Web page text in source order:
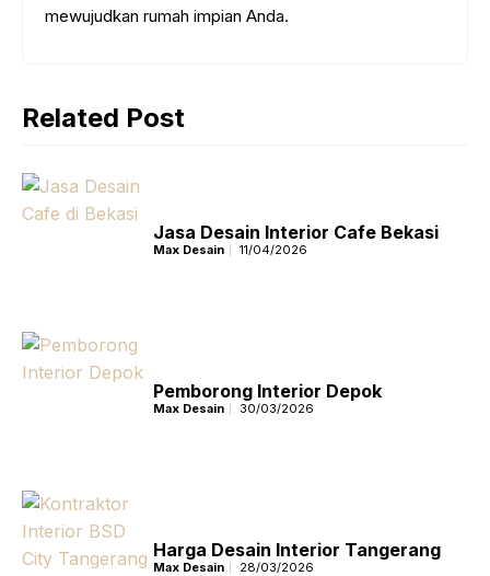
mewujudkan rumah impian Anda.
Related Post
Jasa Desain Interior Cafe Bekasi
Max Desain 11/04/2026
Pemborong Interior Depok
Max Desain 30/03/2026
Harga Desain Interior Tangerang
Max Desain 28/03/2026